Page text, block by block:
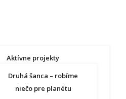
Aktívne projekty
Druhá šanca – robíme
niečo pre planétu